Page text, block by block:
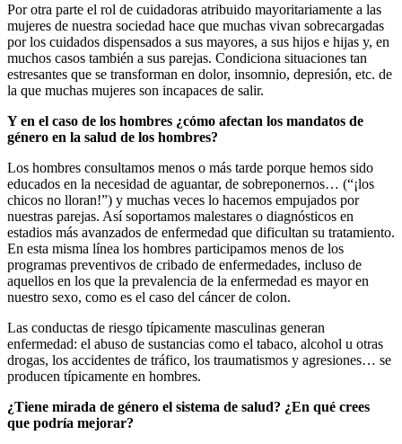
Por otra parte el rol de cuidadoras atribuido mayoritariamente a las
mujeres de nuestra sociedad hace que muchas vivan sobrecargadas
por los cuidados dispensados a sus mayores, a sus hijos e hijas y, en
muchos casos también a sus parejas. Condiciona situaciones tan
estresantes que se transforman en dolor, insomnio, depresión, etc. de
la que muchas mujeres son incapaces de salir.
Y en el caso de los hombres ¿cómo afectan los mandatos de
género en la salud de los hombres?
Los hombres consultamos menos o más tarde porque hemos sido
educados en la necesidad de aguantar, de sobreponernos… (“¡los
chicos no lloran!”) y muchas veces lo hacemos empujados por
nuestras parejas. Así soportamos malestares o diagnósticos en
estadios más avanzados de enfermedad que dificultan su tratamiento.
En esta misma línea los hombres participamos menos de los
programas preventivos de cribado de enfermedades, incluso de
aquellos en los que la prevalencia de la enfermedad es mayor en
nuestro sexo, como es el caso del cáncer de colon.
Las conductas de riesgo típicamente masculinas generan
enfermedad: el abuso de sustancias como el tabaco, alcohol u otras
drogas, los accidentes de tráfico, los traumatismos y agresiones… se
producen típicamente en hombres.
¿Tiene mirada de género el sistema de salud? ¿En qué crees
que podría mejorar?